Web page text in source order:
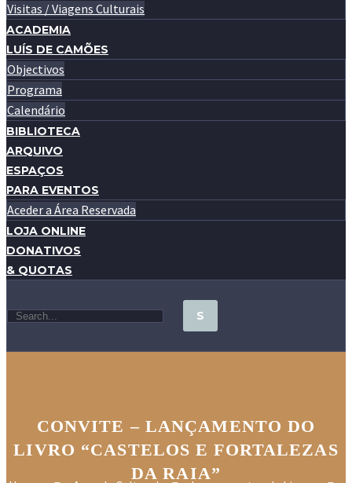
Visitas / Viagens Culturais
ACADEMIA
LUÍS DE CAMÕES
Objectivos
Programa
Calendário
BIBLIOTECA
ARQUIVO
ESPAÇOS
PARA EVENTOS
Aceder a Área Reservada
LOJA ONLINE
DONATIVOS
& QUOTAS
CONVITE – LANÇAMENTO DO
LIVRO “CASTELOS E FORTALEZAS
DA RAIA”